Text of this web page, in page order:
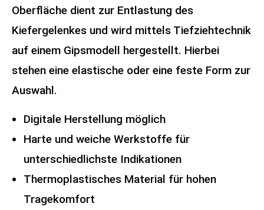
Oberfläche dient zur Entlastung des
Kiefergelenkes und wird mittels Tiefziehtechnik
auf einem Gipsmodell hergestellt. Hierbei
stehen eine elastische oder eine feste Form zur
Auswahl.
Digitale Herstellung möglich
Harte und weiche Werkstoffe für
unterschiedlichste Indikationen
Thermoplastisches Material für hohen
Tragekomfort